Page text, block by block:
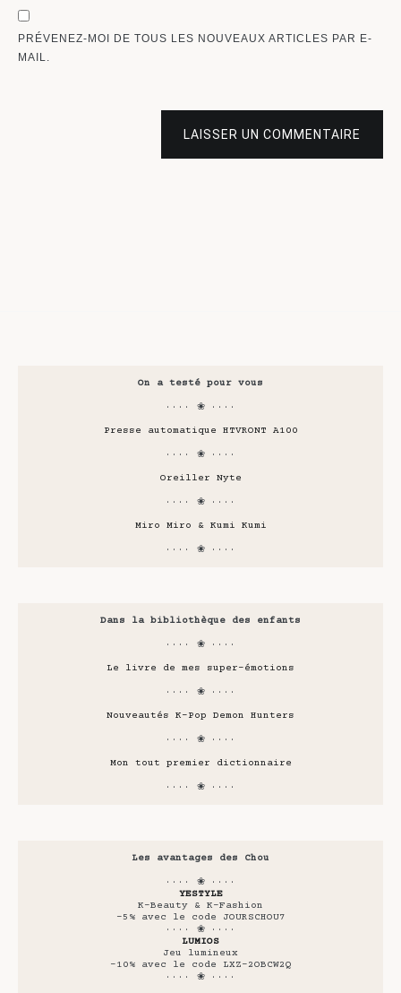
PRÉVENEZ-MOI DE TOUS LES NOUVEAUX ARTICLES PAR E-
MAIL.
LAISSER UN COMMENTAIRE
On a testé pour vous
···· ❀ ····
Presse automatique HTVRONT A100
···· ❀ ····
Oreiller Nyte
···· ❀ ····
Miro Miro & Kumi Kumi
···· ❀ ····
Dans la bibliothèque des enfants
···· ❀ ····
Le livre de mes super-émotions
···· ❀ ····
Nouveautés K-Pop Demon Hunters
···· ❀ ····
Mon tout premier dictionnaire
···· ❀ ····
Les avantages des Chou
···· ❀ ····
YESTYLE
K-Beauty & K-Fashion
-5% avec le code JOURSCHOU7
···· ❀ ····
LUMIOS
Jeu lumineux
-10% avec le code LXZ-2OBCW2Q
···· ❀ ····